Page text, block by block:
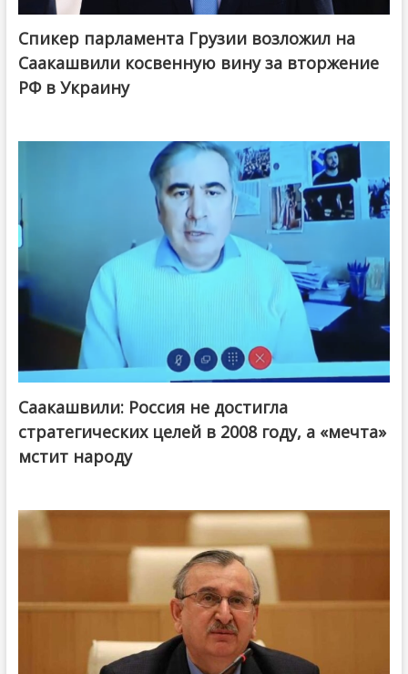
Спикер парламента Грузии возложил на
Саакашвили косвенную вину за вторжение
РФ в Украину
Саакашвили: Россия не достигла
стратегических целей в 2008 году, а «мечта»
мстит народу